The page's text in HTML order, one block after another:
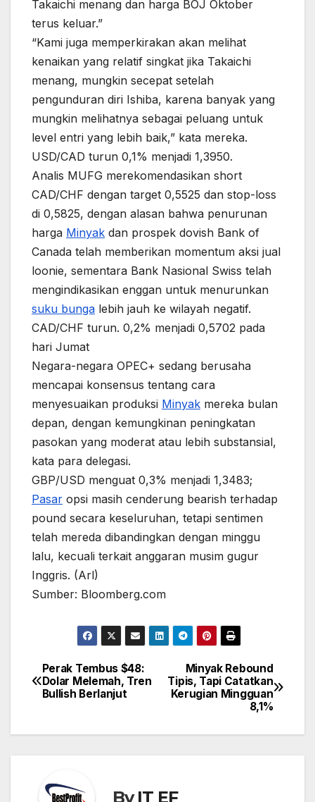
Takaichi menang dan harga BOJ Oktober
terus keluar.”
“Kami juga memperkirakan akan melihat
kenaikan yang relatif singkat jika Takaichi
menang, mungkin secepat setelah
pengunduran diri Ishiba, karena banyak yang
mungkin melihatnya sebagai peluang untuk
level entri yang lebih baik,” kata mereka.
USD/CAD turun 0,1% menjadi 1,3950.
Analis MUFG merekomendasikan short
CAD/CHF dengan target 0,5525 dan stop-loss
di 0,5825, dengan alasan bahwa penurunan
harga Minyak dan prospek dovish Bank of
Canada telah memberikan momentum aksi jual
loonie, sementara Bank Nasional Swiss telah
mengindikasikan enggan untuk menurunkan
suku bunga lebih jauh ke wilayah negatif.
CAD/CHF turun. 0,2% menjadi 0,5702 pada
hari Jumat
Negara-negara OPEC+ sedang berusaha
mencapai konsensus tentang cara
menyesuaikan produksi Minyak mereka bulan
depan, dengan kemungkinan peningkatan
pasokan yang moderat atau lebih substansial,
kata para delegasi.
GBP/USD menguat 0,3% menjadi 1,3483;
Pasar opsi masih cenderung bearish terhadap
pound secara keseluruhan, tetapi sentimen
telah mereda dibandingkan dengan minggu
lalu, kecuali terkait anggaran musim gugur
Inggris. (Arl)
Sumber: Bloomberg.com
Post
navigation
Minyak Rebound
Tipis, Tapi Catatkan
Kerugian Mingguan
8,1%
Perak Tembus $48:
Dolar Melemah, Tren
Bullish Berlanjut
ByIT EF